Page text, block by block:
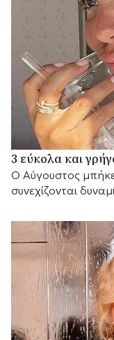
3 εύκολα και
Ο Αύγουστος
συνεχίζονται